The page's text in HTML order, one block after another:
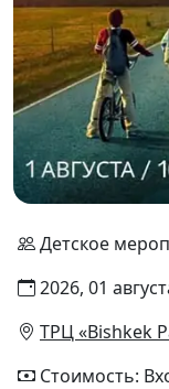
Детское
2026, 01
ТРЦ «Bishkek
Стоимость: